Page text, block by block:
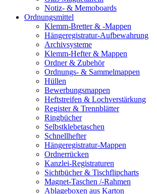
Notiz- & Memoboards
Ordnungsmittel
Klemm-Bretter & -Mappen
Hängeregistratur-Aufbewahrung
Archivsysteme
Klemm-Hefter & Mappen
Ordner & Zubehör
Ordnungs- & Sammelmappen
Hüllen
Bewerbungsmappen
Heftstreifen & Lochverstärkung
Register & Trennblätter
Ringbücher
Selbstklebetaschen
Schnellhefter
Hängeregistratur-Mappen
Ordnerrücken
Kanzlei-Registraturen
Sichtbücher & Tischflipcharts
Magnet-Taschen /-Rahmen
Ablageboxen aus Karton